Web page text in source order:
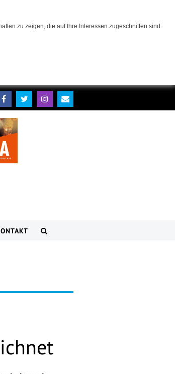
zu zeigen, die auf Ihre Interessen zugeschnitten sind.